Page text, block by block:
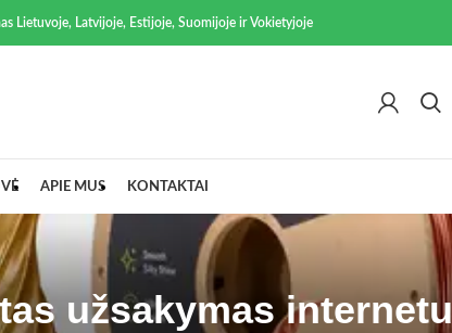
Lietuvoje, Latvijoje, Estijoje, Suomijoje ir Vokietyjoje
APIE MUS KONTAKTAI
užsakymas internetu